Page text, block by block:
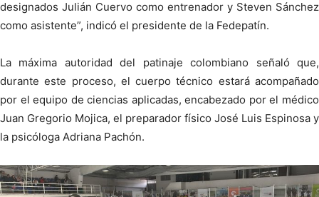
designados Julián Cuervo como entrenador y Steven Sánchez
como asistente”, indicó el presidente de la Fedepatín.
La máxima autoridad del patinaje colombiano señaló que,
durante este proceso, el cuerpo técnico estará acompañado
por el equipo de ciencias aplicadas, encabezado por el médico
Juan Gregorio Mojica, el preparador físico José Luis Espinosa y
la psicóloga Adriana Pachón.